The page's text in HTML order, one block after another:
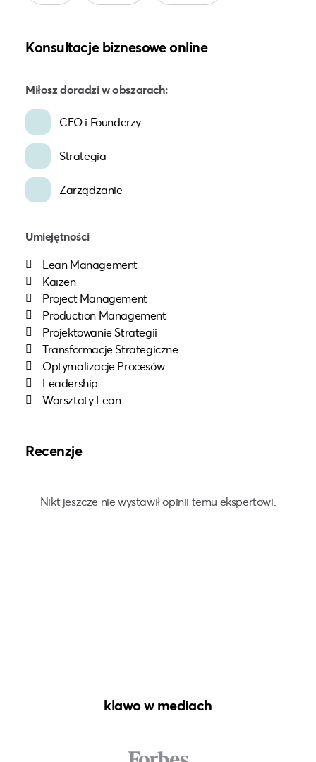
Konsultacje biznesowe online
Miłosz doradzi w obszarach:
CEO i Founderzy
Strategia
Zarządzanie
Umiejętności
Lean Management
Kaizen
Project Management
Production Management
Projektowanie Strategii
Transformacje Strategiczne
Optymalizacje Procesów
Leadership
Warsztaty Lean
Recenzje
Nikt jeszcze nie wystawił opinii temu ekspertowi.
klawo w mediach